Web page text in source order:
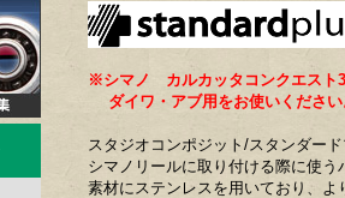
※シマノ カルカッタコンクエスト
ダイワ・アブ用をお使いください
スタジオコンポジット/スタンダード
シマノリールに取り付ける際に使う
素材にステンレスを用いており、よ